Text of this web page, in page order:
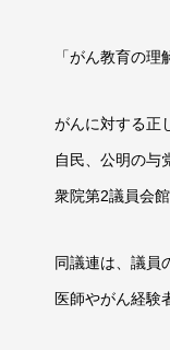
「がん教育の理
がんに対する正
自民、公明の与
衆院第2議員会
同議連は、議員
医師やがん経験